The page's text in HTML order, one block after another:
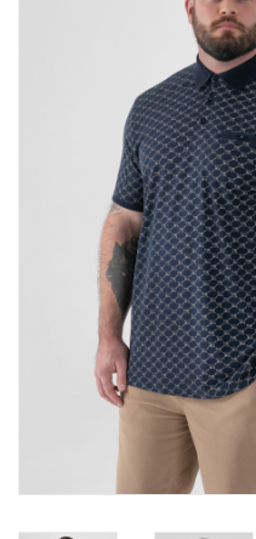
OVERHEMDEN
ONDERGOED
BROEKEN / SHORTS
BODYWARMERS
DENIM / SPIJKERGOED